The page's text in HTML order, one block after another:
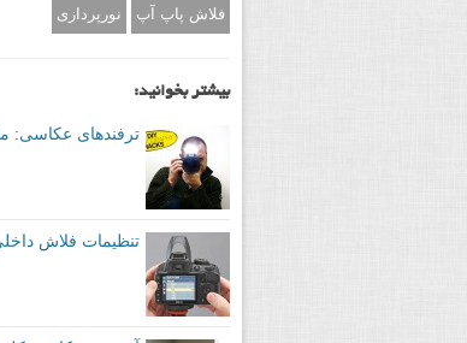
فلاش پاپ آپ نورپردازی
بیشتر بخوانید:
ترفندهای عکاسی:
تنظیمات فلاش